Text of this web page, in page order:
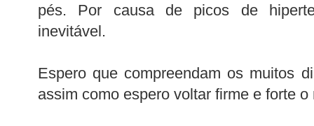
pés. Por causa de picos de
inevitável.
Espero que compreendam os muitos
assim como espero voltar firme e forte